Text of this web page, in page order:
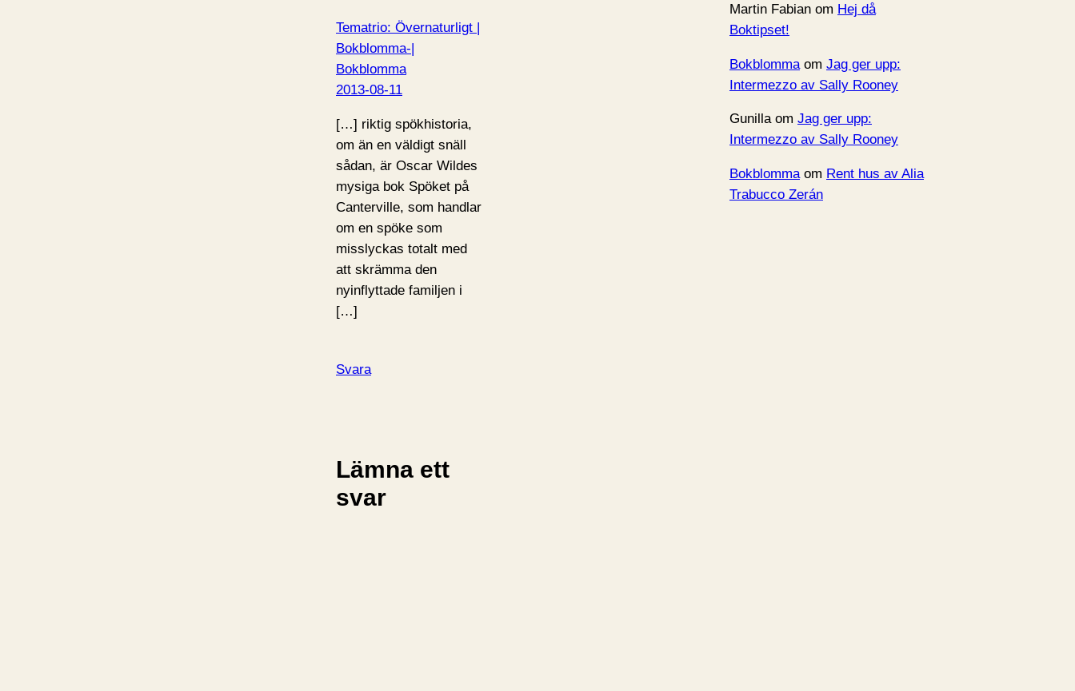
Tematrio: Övernaturligt |
Bokblomma-|
Bokblomma
2013-08-11
[…] riktig spökhistoria,
om än en väldigt snäll
sådan, är Oscar Wildes
mysiga bok Spöket på
Canterville, som handlar
om en spöke som
misslyckas totalt med
att skrämma den
nyinflyttade familjen i
[…]
Svara
Lämna ett
svar
Martin Fabian om Hej då
Boktipset!
Bokblomma om Jag ger upp:
Intermezzo av Sally Rooney
Gunillaom Jag ger upp:
Intermezzo av Sally Rooney
Bokblommaom Rent hus av Alia
Trabucco Zerán